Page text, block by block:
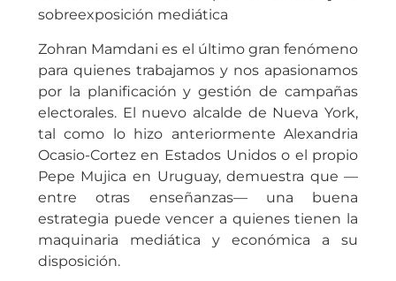
sobreexposición mediática
Zohran Mamdani es el último gran fenómeno
para quienes trabajamos y nos apasionamos
por la planificación y gestión de campañas
electorales. El nuevo alcalde de Nueva York,
tal como lo hizo anteriormente Alexandria
Ocasio-Cortez en Estados Unidos o el propio
Pepe Mujica en Uruguay, demuestra que —
entre otras enseñanzas— una buena
estrategia puede vencer a quienes tienen la
maquinaria mediática y económica a su
disposición.